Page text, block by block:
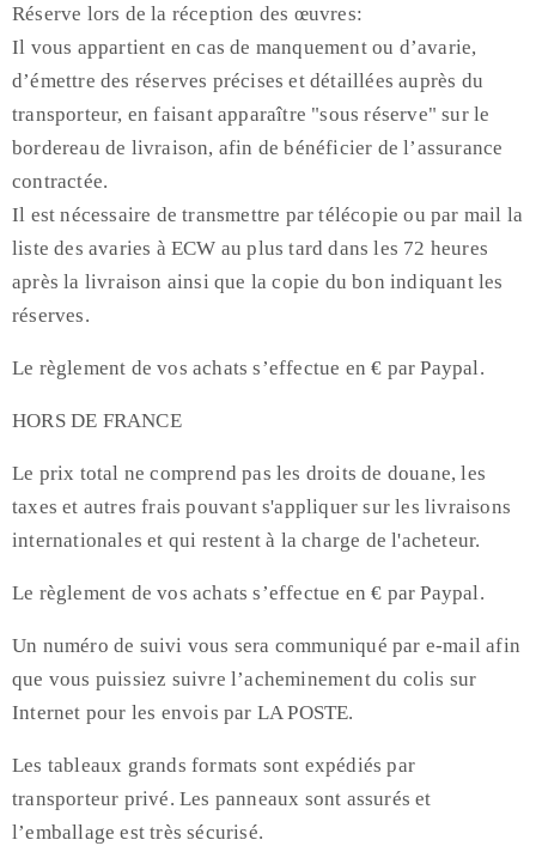
Réserve lors de la réception des œuvres:
Il vous appartient en cas de manquement ou d’avarie,
d’émettre des réserves précises et détaillées auprès du
transporteur, en faisant apparaître "sous réserve" sur le
bordereau de livraison, afin de bénéficier de l’assurance
contractée.
Il est nécessaire de transmettre par télécopie ou par mail la
liste des avaries à ECW au plus tard dans les 72 heures
après la livraison ainsi que la copie du bon indiquant les
réserves.
Le règlement de vos achats s’effectue en € par Paypal.
HORS DE FRANCE
Le prix total ne comprend pas les droits de douane, les
taxes et autres frais pouvant s'appliquer sur les livraisons
internationales et qui restent à la charge de l'acheteur.
Le règlement de vos achats s’effectue en € par Paypal.
Un numéro de suivi vous sera communiqué par e-mail afin
que vous puissiez suivre l’acheminement du colis sur
Internet pour les envois par LA POSTE.
Les tableaux grands formats sont expédiés par
transporteur privé. Les panneaux sont assurés et
l’emballage est très sécurisé.